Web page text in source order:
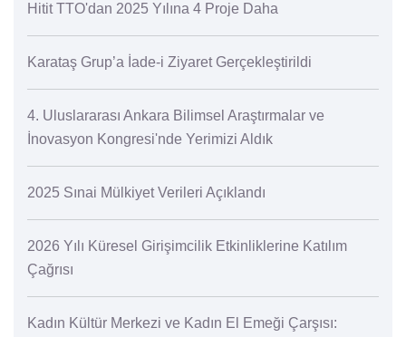
Hitit TTO'dan 2025 Yılına 4 Proje Daha
Karataş Grup’a İade-i Ziyaret Gerçekleştirildi
4. Uluslararası Ankara Bilimsel Araştırmalar ve
İnovasyon Kongresi'nde Yerimizi Aldık
2025 Sınai Mülkiyet Verileri Açıklandı
2026 Yılı Küresel Girişimcilik Etkinliklerine Katılım
Çağrısı
Kadın Kültür Merkezi ve Kadın El Emeği Çarşısı: